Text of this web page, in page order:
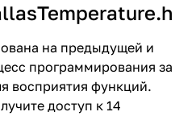
на предыдущей и
программирования за
восприятия функций.
доступ к 14